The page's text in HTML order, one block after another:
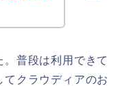
普段は利用できて
クラウディアのお